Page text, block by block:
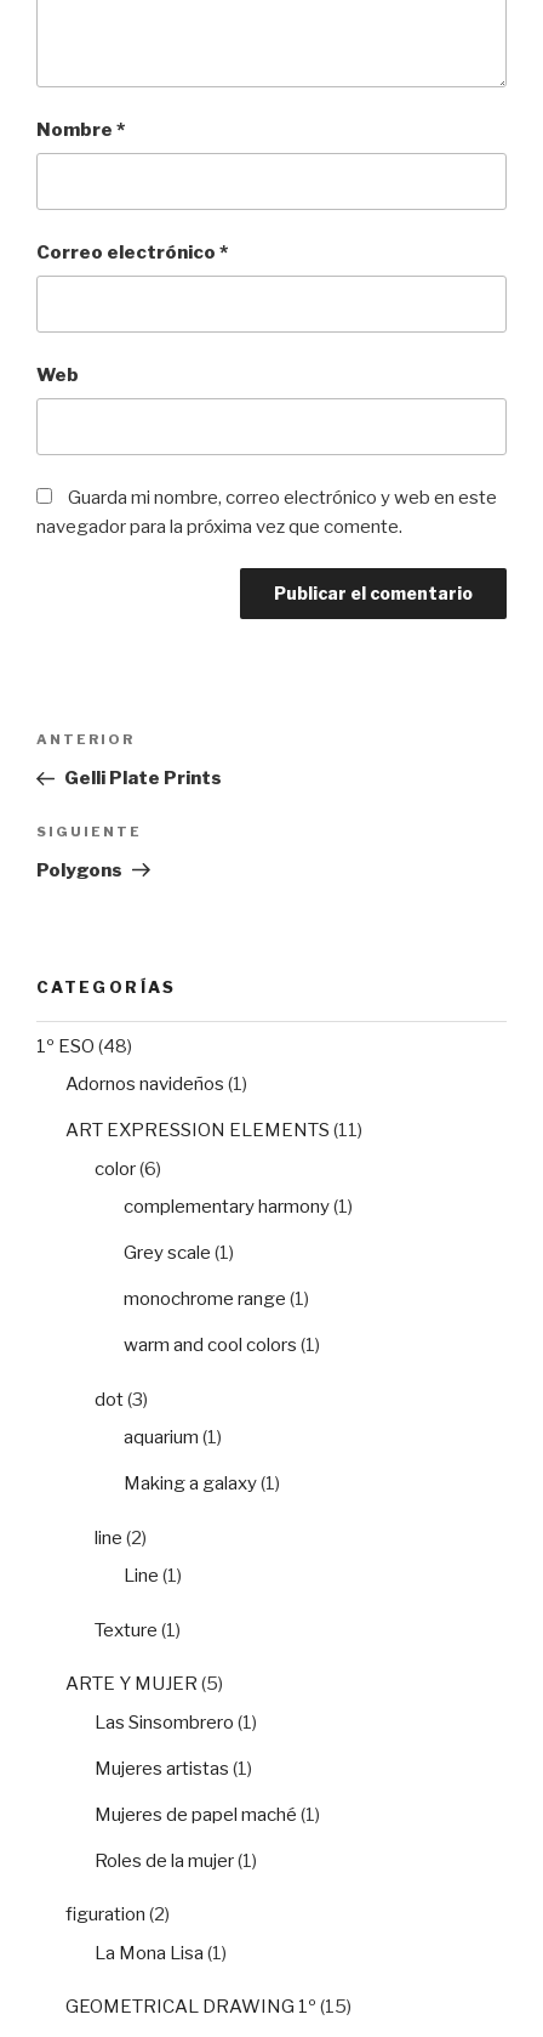
Nombre *
Correo electrónico *
Web
Guarda mi nombre, correo electrónico y web en este
navegador para la próxima vez que comente.
entradas
Entrada
anterior:
ANTERIOR
Gelli Plate Prints
Siguiente
entrada
SIGUIENTE
Polygons
CATEGORÍAS
1º ESO (48)
Adornos navideños (1)
ART EXPRESSION ELEMENTS (11)
color(6)
complementary harmony(1)
Grey scale (1)
monochrome range (1)
warm and cool colors (1)
dot(3)
aquarium (1)
Making a galaxy(1)
line (2)
Line (1)
Texture (1)
ARTE Y MUJER (5)
Las Sinsombrero (1)
Mujeres artistas (1)
Mujeres de papel maché (1)
Roles de la mujer(1)
figuration (2)
La Mona Lisa (1)
GEOMETRICAL DRAWING 1º (15)